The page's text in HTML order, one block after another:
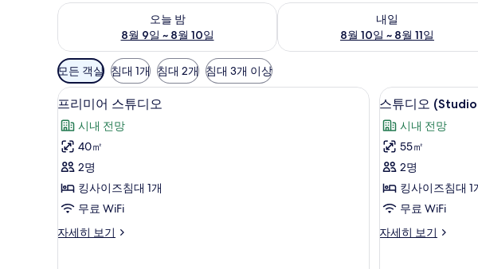
오늘 밤
8월 9일 ~ 8월 10일
오늘 밤 예약 가능 여부 확인, 8월 9일 ~ 8월 10일
내일
8월 10일 ~ 8월 11일
내일 예약 가능 여부 확인, 8월 10일 ~
객
실
에
사
용
가
능
한
필
모든 객실 침대 1개 침대 2개 침대 3개 이상
프
리
미
어
스
튜
오
고급 침구, 객실 내 금고, 책상, 노트북 작업 공간
4
프리미어 스튜디오
시내 전망
40㎡
2명
킹사이즈침대 1개
무료 WiFi
자세히 보기
프
스
튜
디
오
(Studio
Skysuite)
사
진
4
스튜디오
시내 전망
55㎡
2명
킹사이즈침대 1
무료 WiFi
자세히 보기
스